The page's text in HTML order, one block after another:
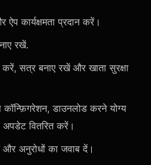
कार्यक्षमता प्रदान करें।
रखें.
करें, सत्र बनाए रखें और खाता सुरक्षा
कॉन्फ़िगरेशन, डाउनलोड करने योग्य
वितरित करें।
और अनुरोधों का जवाब दें।